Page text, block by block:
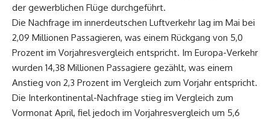
der gewerblichen Flüge durchgeführt.
Die Nachfrage im innerdeutschen Luftverkehr lag im Mai bei
2,09 Millionen Passagieren, was einem Rückgang von 5,0
Prozent im Vorjahresvergleich entspricht. Im Europa-Verkehr
wurden 14,38 Millionen Passagiere gezählt, was einem
Anstieg von 2,3 Prozent im Vergleich zum Vorjahr entspricht.
Die Interkontinental-Nachfrage stieg im Vergleich zum
Vormonat April, fiel jedoch im Vorjahresvergleich um 5,6